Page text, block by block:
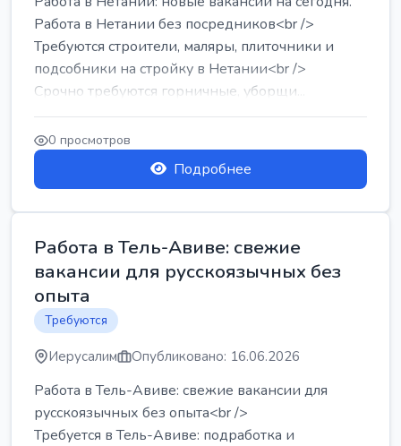
Работа в Нетании без посредников<br />
Требуются строители, маляры, плиточники и
подсобники на стройку в Нетании<br />
Срочно требуются горничные, уборщи...
0 просмотров
Подробнее
Работа в Тель-Авиве: свежие
вакансии для русскоязычных без
опыта
Требуются
Иерусалим Опубликовано: 16.06.2026
Работа в Тель-Авиве: свежие вакансии для
русскоязычных без опыта<br />
Требуется в Тель-Авиве: подработка и